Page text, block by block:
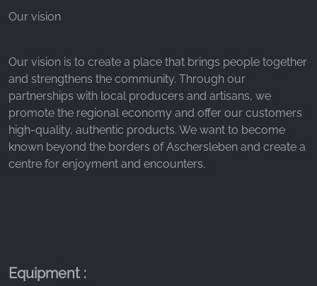
Our vision
Our vision is to create a place that brings people together
and strengthens the community. Through our
partnerships with local producers and artisans, we
promote the regional economy and offer our customers
high-quality, authentic products. We want to become
known beyond the borders of Aschersleben and create a
centre for enjoyment and encounters.
Equipment :
Purpose:
Advertising measurement and marketing
Cookie duration:
3 months - 1 year
Google Analytics